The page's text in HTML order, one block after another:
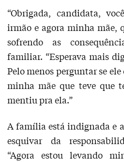
“Obrigada, candidata,
irmão e agora minha mãe,
sofrendo as
familiar. “Esperava mais
Pelo menos perguntar se
minha mãe que teve que
mentiu pra ela.”
A família está indignada e
esquivar da
“Agora estou levando